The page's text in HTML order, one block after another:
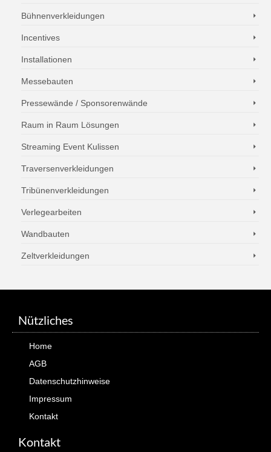
Bühnenverkleidungen
Incentives
Installationen
Messebauten
Pressewände / Sponsorenwände
Raum in Raum Lösungen
Streaming Event Kulissen
Traversenverkleidungen
Tribünenverkleidungen
Verlegearbeiten
Wandbauten
Zeltverkleidungen
Nützliches
Home
AGB
Datenschutzhinweise
Impressum
Kontakt
Kontakt